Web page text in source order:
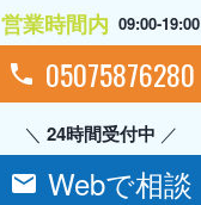
営業時間内 09:00-19:00
05075876280
24時間受付中
Webで相談